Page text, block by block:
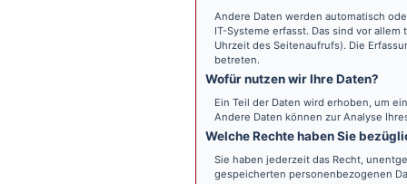
Andere Daten werden automatisch
IT-Systeme erfasst. Das sind vor
Uhrzeit des Seitenaufrufs). Die
betreten.
Wofür nutzen wir Ihre Daten?
Ein Teil der Daten wird erhoben, um
Andere Daten können zur Analyse
Welche Rechte haben Sie
Sie haben jederzeit das Recht,
gespeicherten personenbezogenen